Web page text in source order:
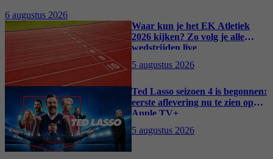
6 augustus 2026
Waar kun je het EK Atletiek
2026 kijken? Zo volg je alle
wedstrijden live
5 augustus 2026
Ted Lasso seizoen 4 is begonnen:
eerste aflevering nu te zien op
Apple TV+
5 augustus 2026